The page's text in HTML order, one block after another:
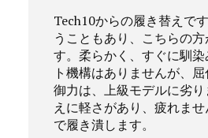
Tech10からの履き替えで
うこともあり、こちらの
す。柔らかく、すぐに馴
ト機構はありませんが、
御力は、上級モデルに劣
えに軽さがあり、疲れま
で履き潰します。